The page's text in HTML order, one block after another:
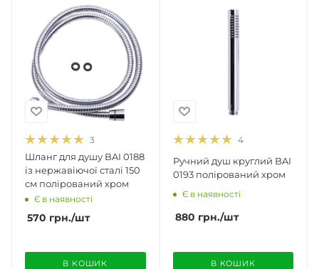
3
Шланг для душу BAI 0188
із нержавіючої сталі 150
см полірований хром
Є в наявності
570 грн./шт
В КОШИК
4
Ручний душ круглий BAI
0193 полірований хром
Є в наявності
880 грн./шт
В КОШИК